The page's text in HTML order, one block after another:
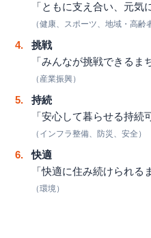
「ともに支え合い、元気
（健康、スポーツ、地域・高齢
挑戦
「みんなが挑戦できるま
（産業振興）
持続
「安心して暮らせる持続
（インフラ整備、防災、安全）
快適
「快適に住み続けられる
（環境）